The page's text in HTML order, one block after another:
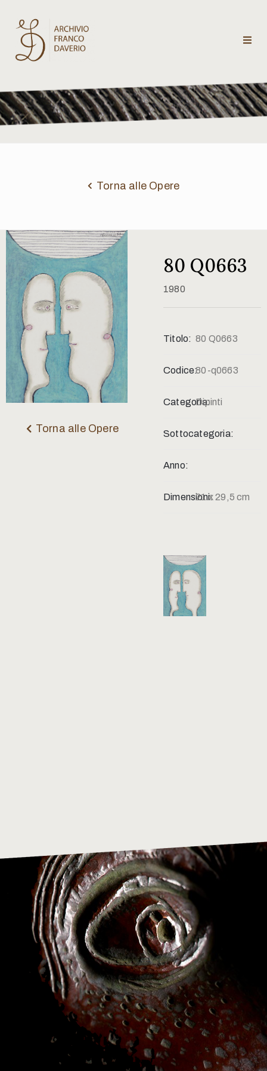
Archivio
Franco
Daverio
critici
Contatti
Torna alle Opere
Torna alle Opere
80 Q0663
1980
Titolo: 80 Q0663
Codice:80-q0663
Categoria:Dipinti
Sottocategoria:
Anno:
Dimensioni:21 x 29,5 cm